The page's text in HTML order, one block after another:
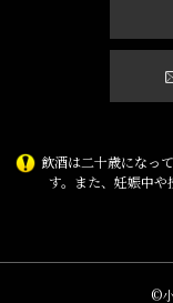
飲酒は二十歳になっ
す。また、妊娠中
©